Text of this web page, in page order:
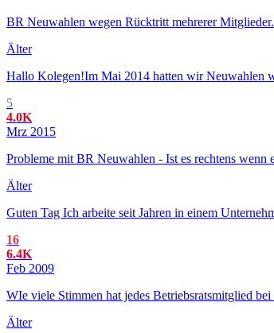
BR Neuwahlen wegen Rücktritt mehrerer Mitglieder.
Älter
Hallo Kolegen!Im Mai 2014 hatten wir Neuwahlen
5
4.0K
Mrz 2015
Probleme mit BR Neuwahlen - Ist es rechtens
Älter
Guten Tag Ich arbeite seit Jahren in einem
16
6.4K
Feb 2009
WIe viele Stimmen hat jedes Betriebsratsmitglied
Älter